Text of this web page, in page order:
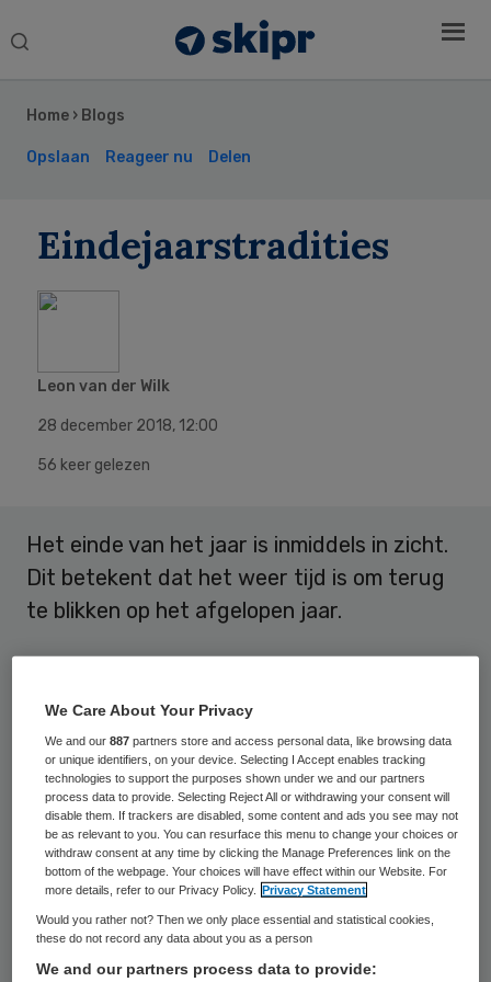
Search
Home › Blogs
Opslaan Reageer nu Delen
Eindejaarstradities
Leon van der Wilk
28 december 2018, 12:00
56 keer gelezen
Het einde van het jaar is inmiddels in zicht.
Dit betekent dat het weer tijd is om terug
te blikken op het afgelopen jaar.
Op de televisie en radio komen de
traditionele terugblik momenten voorbij. Zo
zijn er de traditionele programma’s waarin
mensen gekozen voor hun prestaties van
het afgelopen jaar. Hierover is uiteraard
altijd de discussie of de gemaakte keuze de
juiste is geweest daar het moeilijk is om
prestaties over een heel jaar met elkaar te
vergelijken.
Sidebar
We Care About Your Privacy
We and our887 partners store and access personal data, like browsing data
or unique identifiers, on your device. Selecting I Accept enables tracking
technologies to support the purposes shown under we and our partners
process data to provide. Selecting Reject All or withdrawing your consent will
disable them. If trackers are disabled, some content and ads you see may not
be as relevant to you. You can resurface this menu to change your choices or
withdraw consent at any time by clicking the Manage Preferences link on the
bottom of the webpage. Your choices will have effect within our Website. For
more details, refer to our Privacy Policy.
Privacy Statement
Would you rather not? Then we only place essential and statistical cookies,
these do not record any data about you as a person
We and our partners process data to provide: